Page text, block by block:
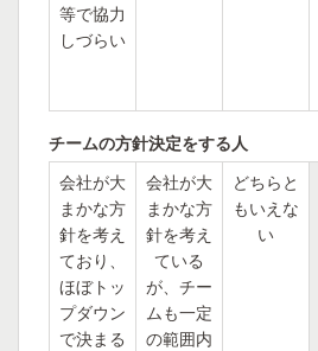
等で協力
しづらい
チームの方針決定をする人
会社が大
まかな方
針を考え
ており、
ほぼトッ
プダウン
で決まる
会社が大
まかな方
針を考え
ている
が、チー
ムも一定
の範囲内
どちらと
もいえな
い